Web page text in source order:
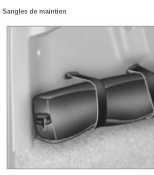
Sangles de maintien